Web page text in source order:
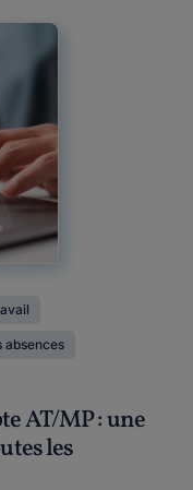
absences
AT/MP : une
les